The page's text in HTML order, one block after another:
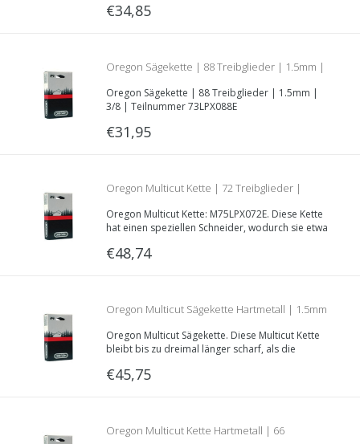
€34,85
Oregon Sägekette | 88 Treibglieder | 1.5mm |
3/8 | Teilnummer 73LPX088E
Oregon Sägekette | 88 Treibglieder | 1.5mm |
3/8 | Teilnummer 73LPX088E
€31,95
Oregon Multicut Kette | 72 Treibglieder |
1.6mm | 3/8 | Teilnummer M75LPX072E
Oregon Multicut Kette: M75LPX072E. Diese Kette
hat einen speziellen Schneider, wodurch sie etwa
€48,74
Oregon Multicut Sägekette Hartmetall | 1.5mm
| .325 | 76 Treibglieder | Teilenr. M21LPX076E
Oregon Multicut Sägekette. Diese Multicut Kette
bleibt bis zu dreimal länger scharf, als die
€45,75
Oregon Multicut Kette Hartmetall | 66